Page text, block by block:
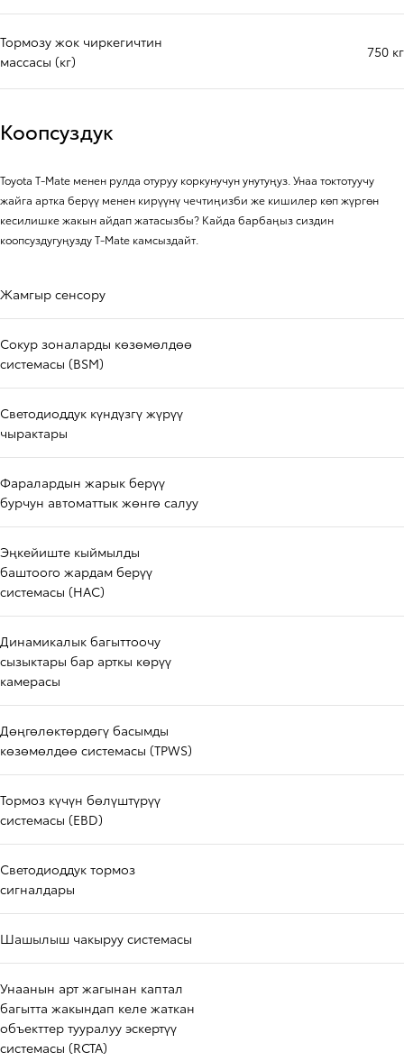
Тормозу жок чиркегичтин
массасы (кг)
750 кг
Коопсуздук
Toyota T-Mate менен рулда отуруу коркунучун унутуңуз. Унаа токтотуучу
жайга артка берүү менен кирүүнү чечтиңизби же кишилер көп жүргөн
кесилишке жакын айдап жатасызбы? Кайда барбаңыз сиздин
коопсуздугуңузду T-Mate камсыздайт.
Жамгыр сенсору
Сокур зоналарды көзөмөлдөө
системасы (BSM)
Светодиоддук күндүзгү жүрүү
чырактары
Фаралардын жарык берүү
бурчун автоматтык жөнгө салуу
Эңкейиште кыймылды
баштоого жардам берүү
системасы (HAC)
Динамикалык багыттоочу
сызыктары бар арткы көрүү
камерасы
Дөңгөлөктөрдөгү басымды
көзөмөлдөө системасы (TPWS)
Тормоз күчүн бөлүштүрүү
системасы (EBD)
Светодиоддук тормоз
сигналдары
Шашылыш чакыруу системасы
Унаанын арт жагынан каптал
багытта жакындап келе жаткан
объекттер тууралуу эскертүү
системасы (RCTA)